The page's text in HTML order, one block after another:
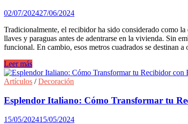
02/07/202427/06/2024
Tradicionalmente, el recibidor ha sido considerado como
llaves y paraguas antes de adentrarse en la vivienda. Sin
funcional. En cambio, esos metros cuadrados se destinan
Tendencias
de
interiorismo:
si
o
no.
Leer más
Artículos /Decoración
Esplendor Italiano: Cómo Transformar tu
15/05/202415/05/2024